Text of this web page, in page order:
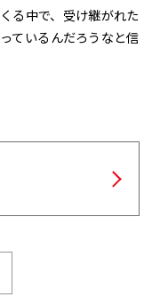
る中で、受け継がれた
ているんだろうなと信